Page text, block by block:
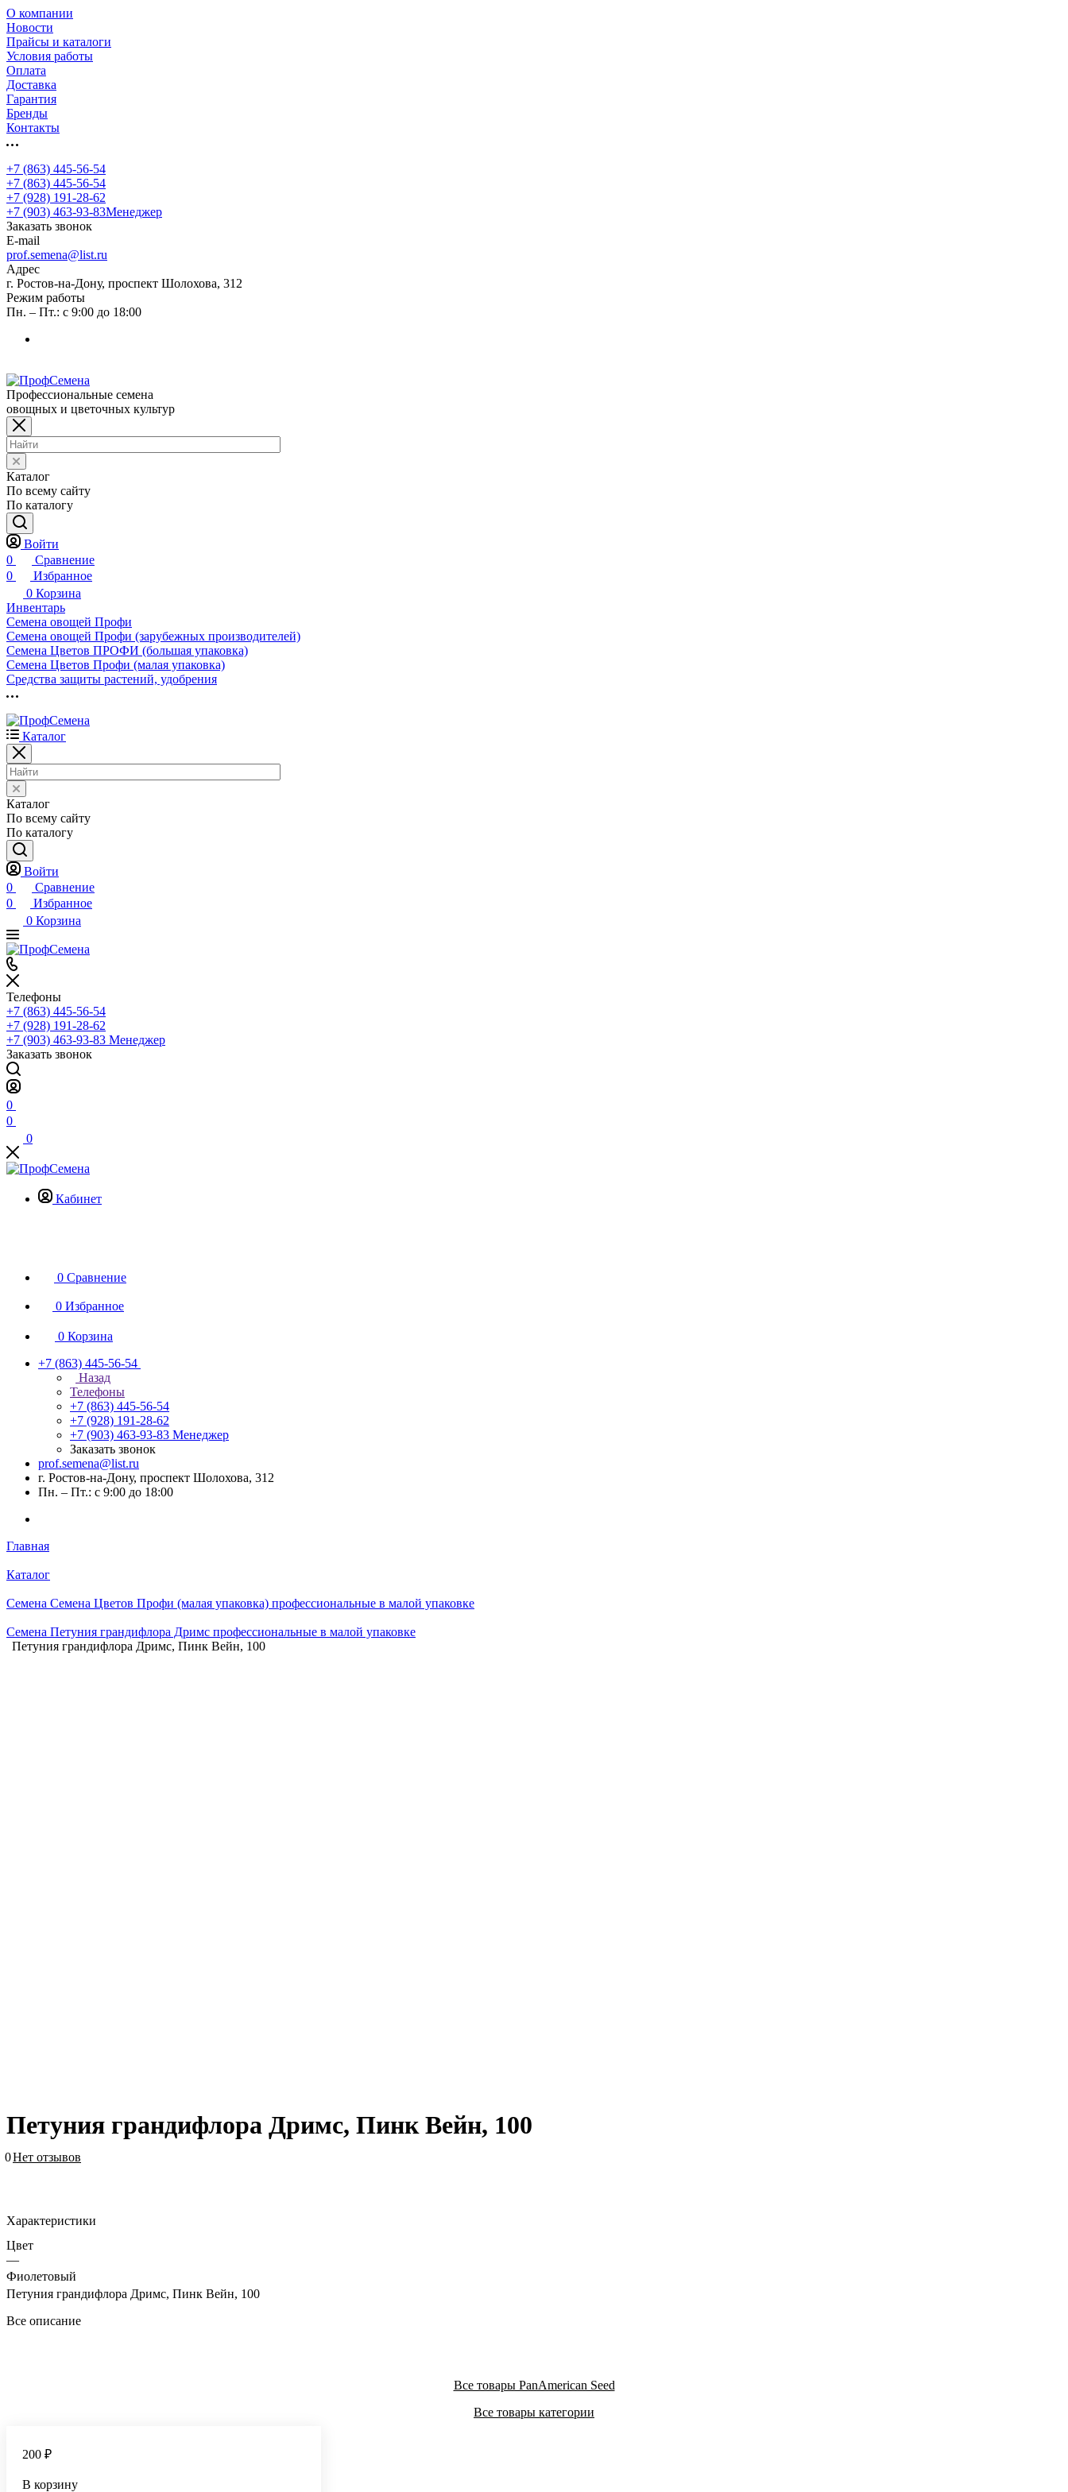
О компании
Новости
Прайсы и каталоги
Условия работы
Оплата
Доставка
Гарантия
Бренды
Контакты
+7 (863) 445-56-54
+7 (863) 445-56-54
+7 (928) 191-28-62
+7 (903) 463-93-83Менеджер
Заказать звонок
E-mail
prof.semena@list.ru
Адрес
г. Ростов-на-Дону, проспект Шолохова, 312
Режим работы
Пн. – Пт.: с 9:00 до 18:00
Профессиональные семена
овощных и цветочных культур
Каталог
По всему сайту
По каталогу
Войти
0
Сравнение
0
Избранное
0 Корзина
Инвентарь
Семена овощей Профи
Семена овощей Профи (зарубежных производителей)
Семена Цветов ПРОФИ (большая упаковка)
Семена Цветов Профи (малая упаковка)
Средства защиты растений, удобрения
Каталог
Каталог
По всему сайту
По каталогу
Войти
0
Сравнение
0
Избранное
0 Корзина
Телефоны
+7 (863) 445-56-54
+7 (928) 191-28-62
+7 (903) 463-93-83 Менеджер
Заказать звонок
0
0
0
Кабинет
0 Сравнение
0 Избранное
0 Корзина
+7 (863) 445-56-54
Назад
Телефоны
+7 (863) 445-56-54
+7 (928) 191-28-62
+7 (903) 463-93-83 Менеджер
Заказать звонок
prof.semena@list.ru
г. Ростов-на-Дону, проспект Шолохова, 312
Пн. – Пт.: с 9:00 до 18:00
Главная
Каталог
Семена Семена Цветов Профи (малая упаковка) профессиональные в малой упаковке
Семена Петуния грандифлора Дримс профессиональные в малой упаковке
Петуния грандифлора Дримс, Пинк Вейн, 100
Петуния грандифлора Дримс, Пинк Вейн, 100
0Нет отзывов
Характеристики
Цвет
—
Фиолетовый
Петуния грандифлора Дримс, Пинк Вейн, 100
Все описание
Все товары PanAmerican Seed
Все товары категории
200 ₽
В корзину